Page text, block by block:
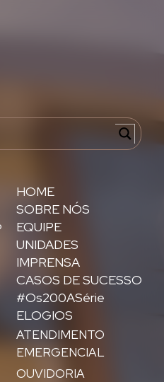
HOME
SOBRE NÓS
EQUIPE
UNIDADES
IMPRENSA
CASOS DE SUCESSO
#Os200ASérie
ELOGIOS
ATENDIMENTO
EMERGENCIAL
OUVIDORIA